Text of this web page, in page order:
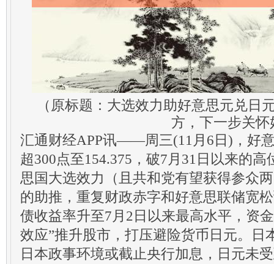
（原标题：大选效力助好意思元兑日
方，下一步关
汇通财经APP讯——周三(11月6日)，好
超300点至154.375，破7月31日以来的
思国大选效力（且共和党有望获得参众
的助推，重复财政赤字和好意思联储宽
债收益率升至7月2日以来最高水平，资
效应”推升股市，打压避险货币日元。日
日本政事环境或截止央行加息，日元未